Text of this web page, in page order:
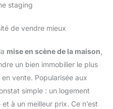
staging
de vendre mieux
mise en scène de la maison
un bien immobilier le plus
vente. Popularisée aux
simple : un logement
à un meilleur prix. Ce n’est